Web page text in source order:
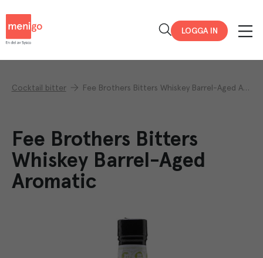
LOGGA IN
Cocktail bitter Fee Brothers Bitters Whiskey Barrel-Aged Aromatic
Fee Brothers Bitters
Whiskey Barrel-Aged
Aromatic